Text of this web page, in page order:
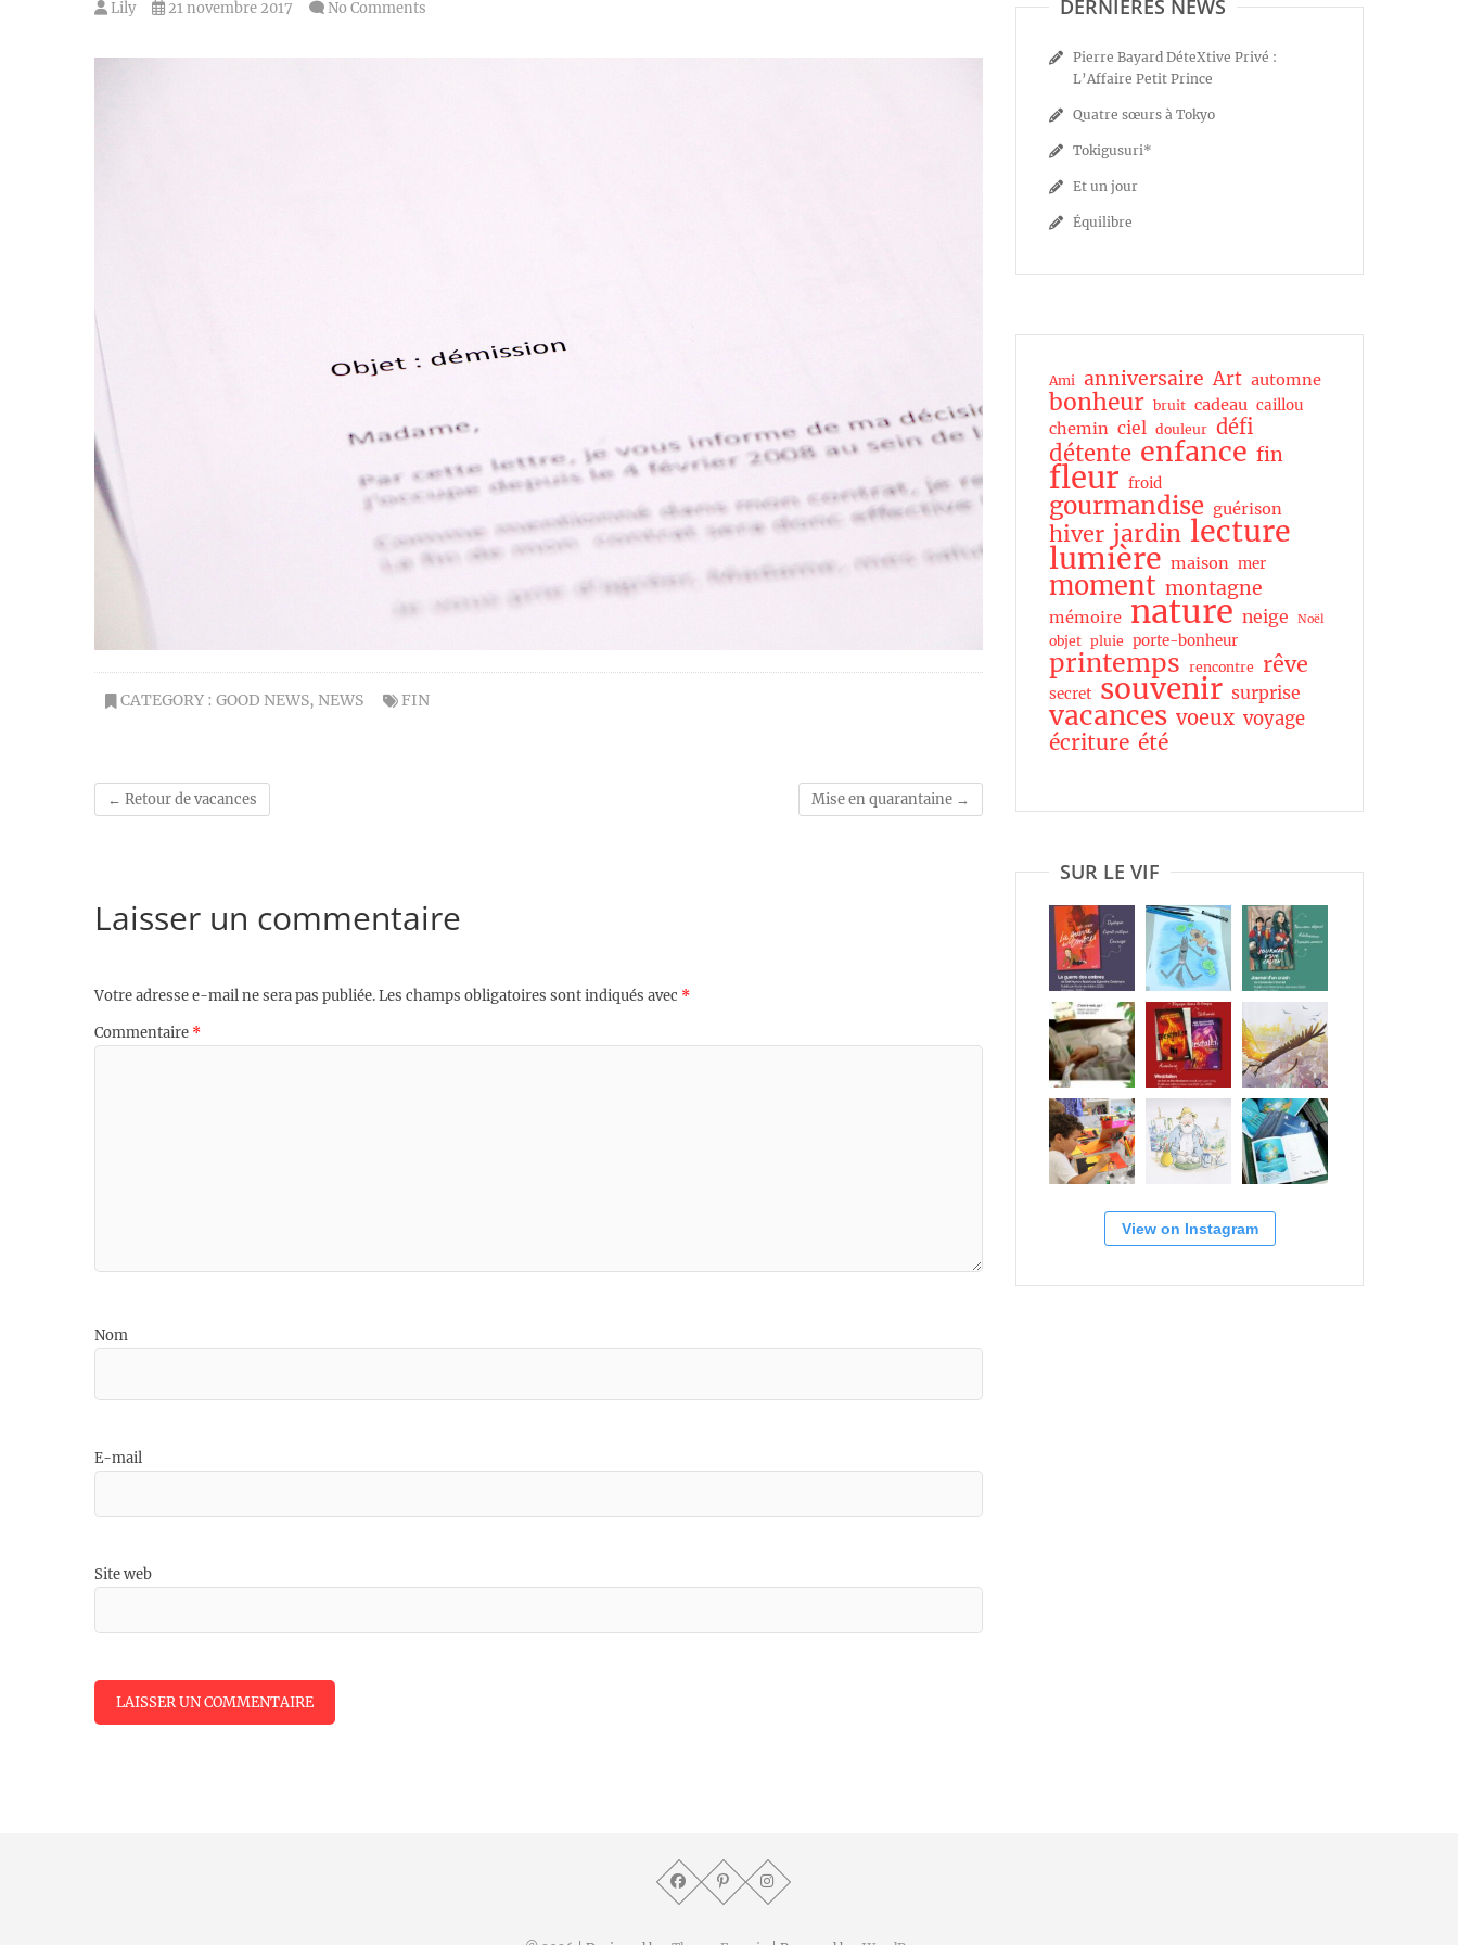
Lily 21 novembre 2017 No Comments
CATEGORY : GOOD NEWS, NEWS FIN
← Retour de vacances Mise en quarantaine →
Laisser un commentaire
Votre adresse e-mail ne sera pas publiée.Les champs obligatoires sont indiqués avec *
Commentaire *
Nom
E-mail
Site web
DERNIÈRES NEWS
Pierre Bayard DéteXtive Privé :
L’Affaire Petit Prince
Quatre sœurs à Tokyo
Tokigusuri*
Et un jour
Équilibre
Ami anniversaire Art automne
bonheur bruit cadeau caillou
chemin ciel douleur défi
détente enfance fin
fleur froid
gourmandise guérison
hiver jardin lecture
lumière maison mer
moment montagne
mémoire nature neige Noël
objet pluie porte-bonheur
printemps rencontre rêve
secret souvenir surprise
vacances voeux voyage
écriture été
SUR LE VIF
View on Instagram